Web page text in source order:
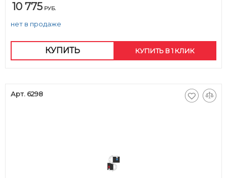
10 775 РУБ.
нет в продаже
КУПИТЬ КУПИТЬ В 1 КЛИК
Арт. 6298